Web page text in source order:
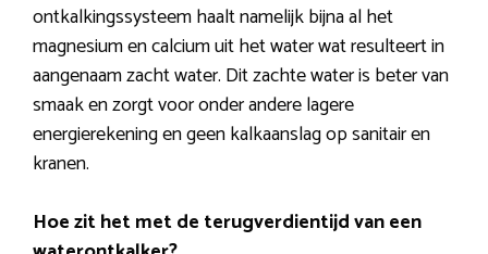
ontkalkingssysteem haalt namelijk bijna al het
magnesium en calcium uit het water wat resulteert in
aangenaam zacht water. Dit zachte water is beter van
smaak en zorgt voor onder andere lagere
energierekening en geen kalkaanslag op sanitair en
kranen.
Hoe zit het met de terugverdientijd van een